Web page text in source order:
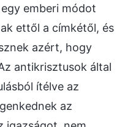
emberi módot
ettől a címkétől, és
azért, hogy
antikrisztusok által
ítélve az
az